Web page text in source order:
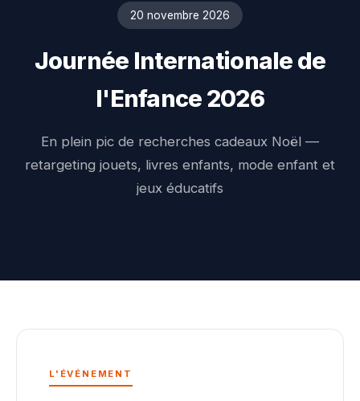
20 novembre 2026
Journée Internationale de
l'Enfance 2026
En plein pic de recherches cadeaux Noël —
retargeting jouets, livres enfants, mode enfant et
jeux éducatifs
L'ÉVÉNEMENT